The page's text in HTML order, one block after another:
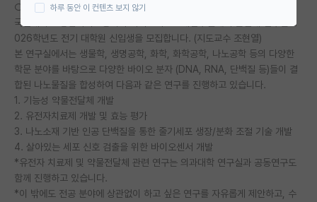
대학원 합격 후기 게시판
연구실(PI) 홍보 게시판
석박사 채용 정보 게시판
임용 정보 게시판
학부 인턴 게시판
취업 게시판
임용 후기 게시판
○ 세부연구분야 및 연구성과 (수행중인 과제)
국민대학교 융합바이오공학과 바이오나노소재연구실에서 즐겁게 연구할 2
026학년도 전기 대학원 신입생을 모집합니다. (지도교수 조현열)
본 연구실에서는 생물학, 생명공학, 화학, 화학공학, 나노공학 등의 다양한
학문 분야를 바탕으로 다양한 바이오 분자 (DNA, RNA, 단백질 등)들이 결
합된 나노물질을 합성하여 다음과 같은 연구를 진행하고 있습니다.
1. 기능성 약물전달체 개발
2. 유전자치료제 개발 및 효능 평가
3. 나노소재 기반 인공 단백질을 통한 줄기세포 생장/분화 조절 기술 개발
4. 살아있는 세포 신호 검출을 위한 바이오센서 개발
*유전자 치료제 및 약물전달체 관련 연구는 의과대학 연구실과 공동연구도
함께 진행하고 있습니다.
*이 밖에도 전공 분야에 상관없이 하고 싶은 연구를 자유롭게 제안하고, 수
하루 동안 이 컨텐츠 보지 않기